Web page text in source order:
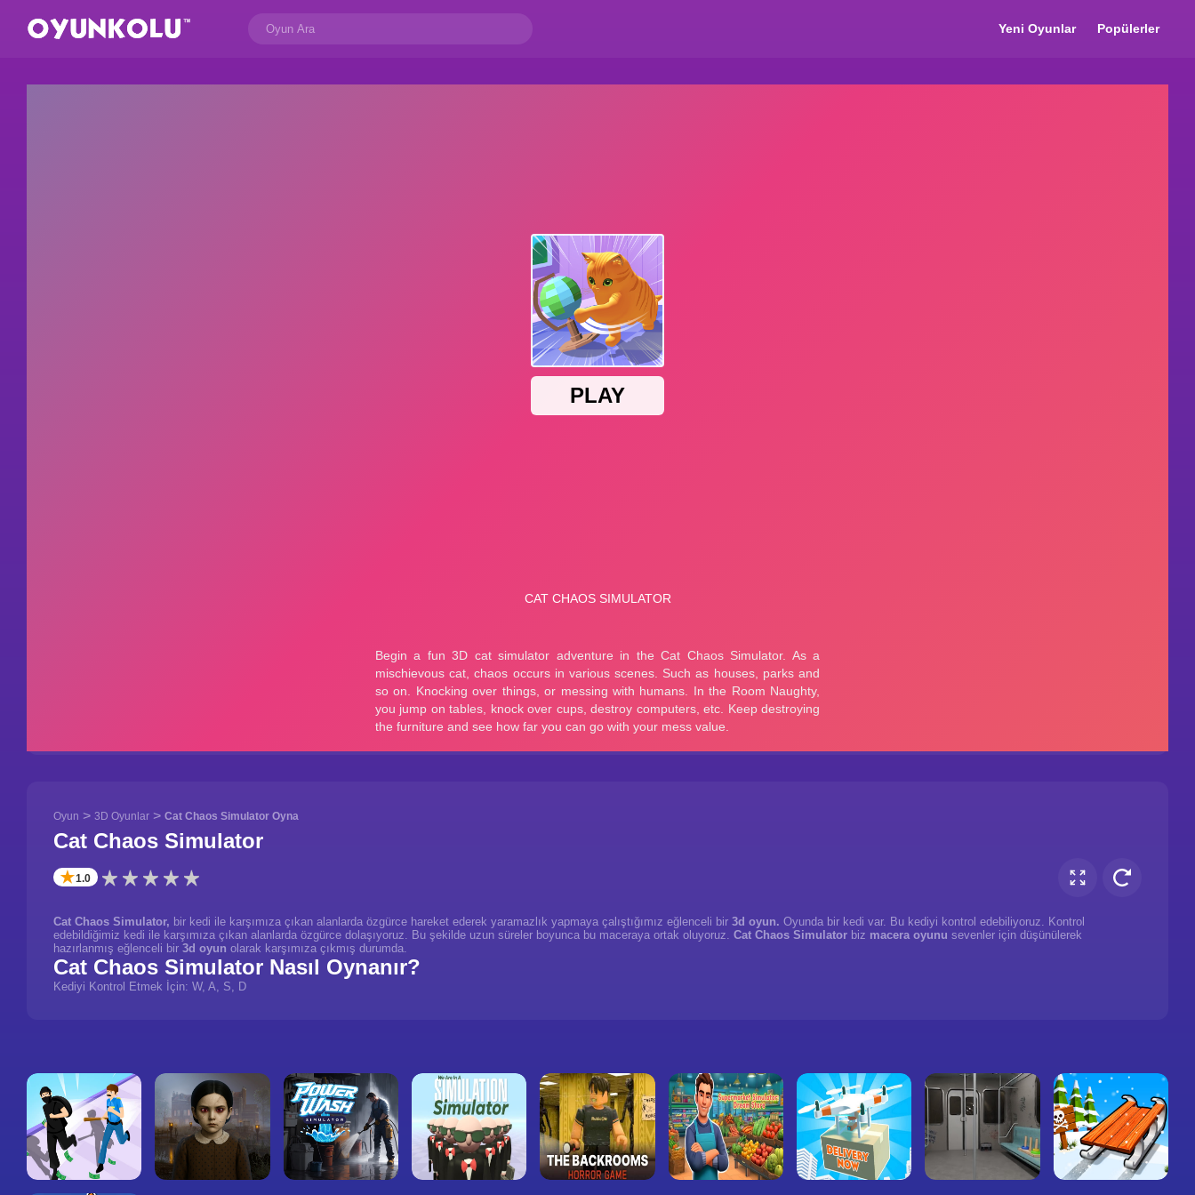
Yeni Oyunlar Popülerler
Oyun > 3D Oyunlar > Cat Chaos Simulator Oyna
Cat Chaos Simulator
✭1.0
Cat Chaos Simulator, bir kedi ile karşımıza çıkan alanlarda özgürce hareket ederek yaramazlık yapmaya çalıştığımız eğlenceli bir 3d oyun. Oyunda bir kedi var. Bu kediyi kontrol edebiliyoruz. Kontrol
edebildiğimiz kedi ile karşımıza çıkan alanlarda özgürce dolaşıyoruz. Bu şekilde uzun süreler boyunca bu maceraya ortak oluyoruz. Cat Chaos Simulator biz macera oyunu sevenler için düşünülerek
hazırlanmış eğlenceli bir 3d oyun olarak karşımıza çıkmış durumda.
Cat Chaos Simulator Nasıl Oynanır?
Kediyi Kontrol Etmek İçin: W, A, S, D